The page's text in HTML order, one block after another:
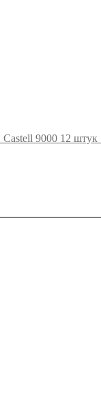
Castell 9000 12